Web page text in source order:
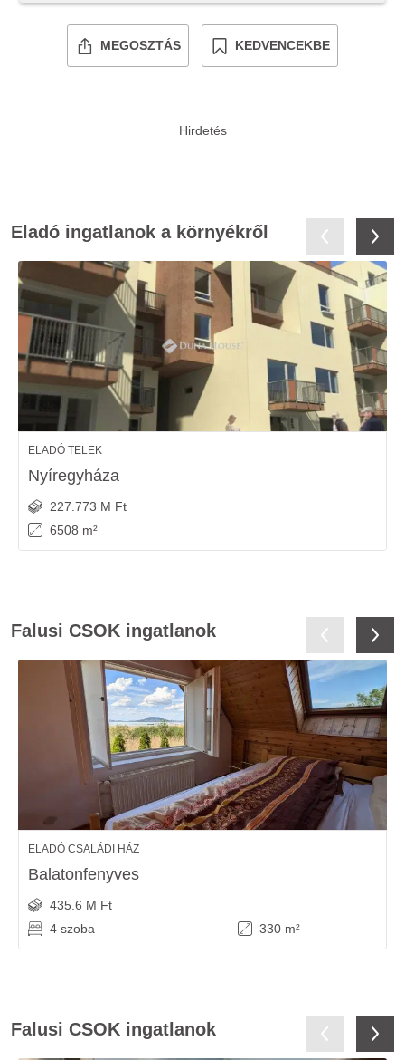
MEGOSZTÁS KEDVENCEKBE
Eladó ingatlanok a környékről
ELADÓ TELEK
Nyíregyháza
227.773 M Ft
6508 m²
Falusi CSOK ingatlanok
ELADÓ CSALÁDI HÁZ
Balatonfenyves
435.6 M Ft
4 szoba
330 m²
Falusi CSOK ingatlanok